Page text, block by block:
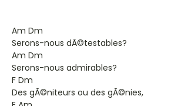
Am Dm
Serons-nous dÃ©testables?
Am Dm
Serons-nous admirables?
F Dm
Des gÃ©niteurs ou des gÃ©nies,